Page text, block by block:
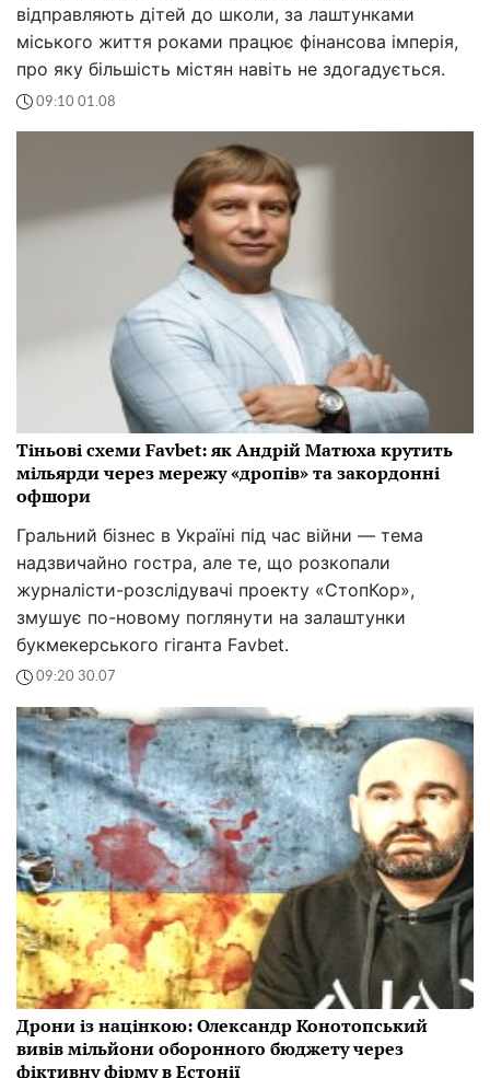
відправляють дітей до школи, за лаштунками
міського життя роками працює фінансова імперія,
про яку більшість містян навіть не здогадується.
09:10 01.08
Тіньові схеми Favbet: як Андрій Матюха крутить
мільярди через мережу «дропів» та закордонні
офшори
Гральний бізнес в Україні під час війни — тема
надзвичайно гостра, але те, що розкопали
журналісти-розслідувачі проекту «СтопКор»,
змушує по-новому поглянути на залаштунки
букмекерського гіганта Favbet.
09:20 30.07
Дрони із націнкою: Олександр Конотопський
вивів мільйони оборонного бюджету через
фіктивну фірму в Естонії